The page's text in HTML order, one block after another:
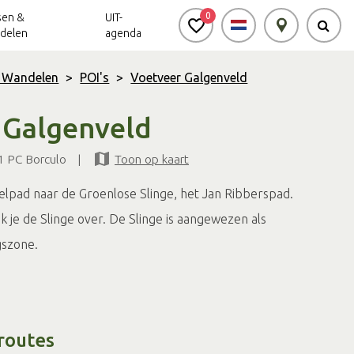
Vrijheid in de
Achterhoek
Achterhoek Routes
app
Meldpunt Routes
&
Ode aan het
Landschap
UIT-
agenda
0
> POI's > Voetveer Galgenveld
PC Borculo | Toon op kaart
naar de Groenlose Slinge, het Jan Ribberspad.
de Slinge over. De Slinge is aangewezen als